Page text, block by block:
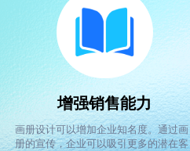
增强销售能力
画册设计可以增加企业知名度。通过画
册的宣传，企业可以吸引更多的潜在客